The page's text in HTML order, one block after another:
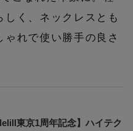
しく、ネックレスとも
れで使い勝手の良さ
東京1周年記念】ハイテク